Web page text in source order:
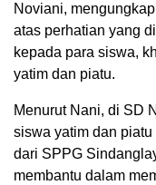
Noviani,
atas perhatian yang
kepada para siswa,
yatim dan piatu.
Menurut Nani, di SD
siswa yatim dan
dari SPPG
membantu dalam